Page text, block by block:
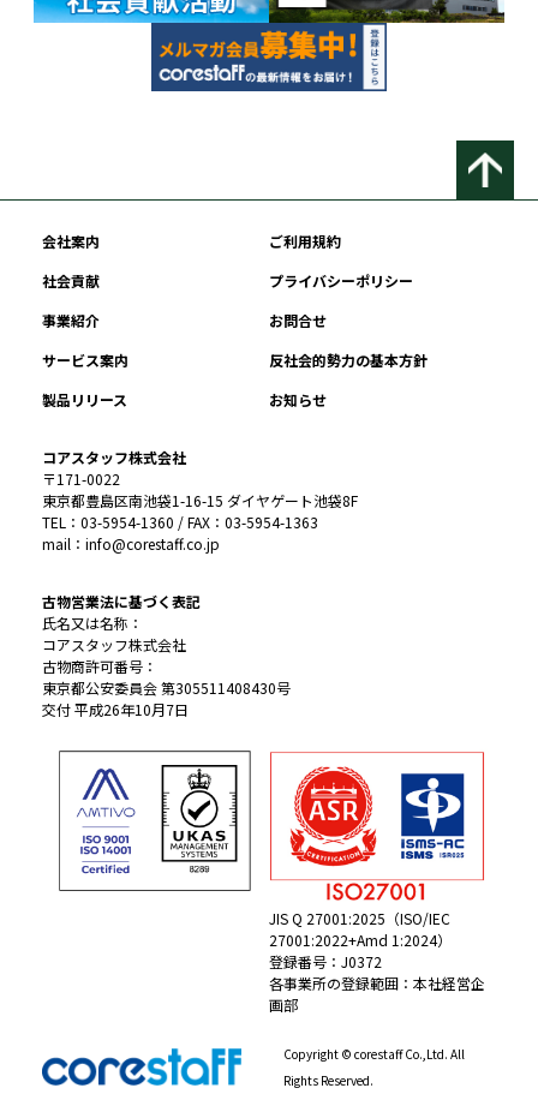
会社案内
ご利用規約
社会貢献
プライバシーポリシー
事業紹介
お問合せ
サービス案内
反社会的勢力の基本方針
製品リリース
お知らせ
コアスタッフ株式会社
〒171-0022
東京都豊島区南池袋1-16-15 ダイヤゲート池袋8F
TEL：03-5954-1360 / FAX：03-5954-1363
mail：info@corestaff.co.jp
古物営業法に基づく表記
氏名又は名称：
コアスタッフ株式会社
古物商許可番号：
東京都公安委員会 第305511408430号
交付 平成26年10月7日
JIS Q 27001:2025（ISO/IEC
27001:2022+Amd 1:2024）
登録番号：J0372
各事業所の登録範囲：本社経営企
画部
Copyright © corestaff Co.,Ltd. All
Rights Reserved.